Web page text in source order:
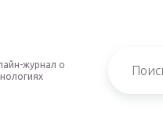
журнал о